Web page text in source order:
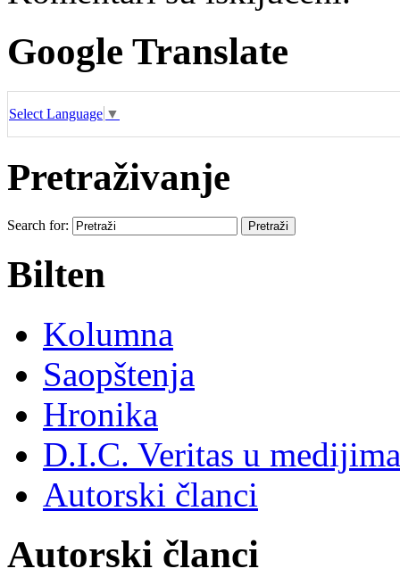
Google Translate
Select Language ▼
Pretraživanje
Search for:
Bilten
Kolumna
Saopštenja
Hronika
D.I.C. Veritas u medijima
Autorski članci
Autorski članci